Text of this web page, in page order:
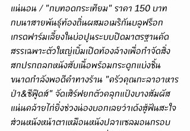
แน่นอน / "กบทอดกระเทียม" ราคา 150 บาท
กบนาสายพันธุ์ท้องถิ่นผสมอเมริกันบลูฟร็อก
เกรดฟาร์มเลี้ยงในบ่อปูนระบบปิดมาตรฐานคัด
สรรเฉพาะตัวใหญ่เบิ้มเปิดท้องล้างเพื่อกำจัดสิ่ง
สกปรกถลกหนังสับเนื้อพร้อมกระดูกแบ่งชิ้น
ขนาดกำลังพอดีคำทางร้าน "ครัวคุณกะลาอาหาร
ป่า&ซีฟู๊ดส์" จัดเสิร์ฟยกตัวคลุกแป้งบางสัมผัส
แน่นคล้ายไก่ยิ่งช่วงน่องบอกเลยว่าเด้งสู้ฟันสะใจ
ส่วนหนังหน้าตาเหมือนหนังปลาแซลมอนกรอบ